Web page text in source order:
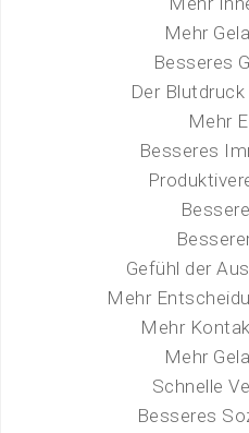
Mehr
Besseres
Der
Mehr
Besseres
Gefühl der
Mehr
Mehr
Mehr
Schnelle
Besseres